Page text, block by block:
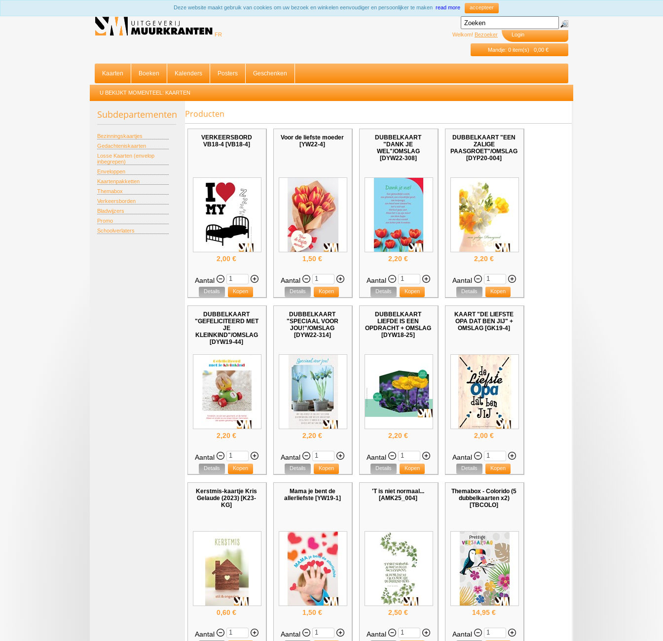
Deze website maakt gebruik van cookies om uw bezoek en winkelen eenvoudiger en persoonlijker te maken read more accepteer
FR Welkom! Bezoeker Login
Mandje: 0 item(s) 0,00 €
Kaarten Boeken Kalenders Posters Geschenken
U BEKIJKT MOMENTEEL: KAARTEN
Subdepartementen
Bezinningskaartjes
Gedachteniskaarten
Losse Kaarten (envelop
inbegrepen)
Enveloppen
Kaartenpakketten
Themabox
Verkeersborden
Bladwijzers
Promo
Schoolverlaters
Producten
VERKEERSBORD
VB18-4 [VB18-4]
2,00 €
Aantal
Details Kopen
Voor de liefste moeder
[YW22-4]
1,50 €
Aantal
Details Kopen
DUBBELKAART
"DANK JE
WEL"/OMSLAG
[DYW22-308]
2,20 €
Aantal
Details Kopen
DUBBELKAART "EEN
ZALIGE
PAASGROET"/OMSLAG
[DYP20-004]
2,20 €
Aantal
Details Kopen
DUBBELKAART
"GEFELICITEERD MET
JE
KLEINKIND"/OMSLAG
[DYW19-44]
2,20 €
Aantal
Details Kopen
DUBBELKAART
"SPECIAAL VOOR
JOU!"/OMSLAG
[DYW22-314]
2,20 €
Aantal
Details Kopen
DUBBELKAART
LIEFDE IS EEN
OPDRACHT + OMSLAG
[DYW18-25]
2,20 €
Aantal
Details Kopen
KAART "DE LIEFSTE
OPA DAT BEN JIJ" +
OMSLAG [GK19-4]
2,00 €
Aantal
Details Kopen
Kerstmis-kaartje Kris
Gelaude (2023) [K23-
KG]
0,60 €
Aantal
Mama je bent de
allerliefste [YW19-1]
1,50 €
Aantal
'T is niet normaal...
[AMK25_004]
2,50 €
Aantal
Themabox - Colorido (5
dubbelkaarten x2)
[TBCOLO]
14,95 €
Aantal